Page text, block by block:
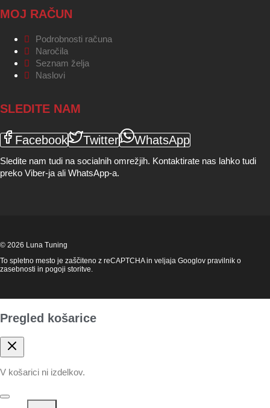
MOJ RAČUN
Podrobnosti računa
Naročila
Seznam želja
Naslovi
SLEDITE NAM
Facebook Twitter WhatsApp
Sledite nam tudi na socialnih omrežjih. Kontaktirate nas lahko tudi
preko Viber-ja ali WhatsApp-a.
© 2026 Luna Tuning
To spletno mesto je zaščiteno z reCAPTCHA in veljaja Googlov pravilnik o
zasebnosti in pogoji storitve.
Pregled košarice
V košarici ni izdelkov.